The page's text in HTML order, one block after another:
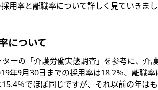
用率と離職率について詳しく見ていきまし
について
ーの「介護労働実態調査」を参考に、介
年9月30日までの採用率は18.2％、離職
％でほぼ同じですが、それ以前の年は